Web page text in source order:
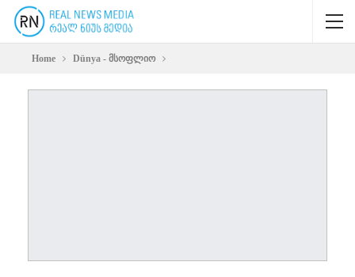
Home Dünya - მსოფლიო